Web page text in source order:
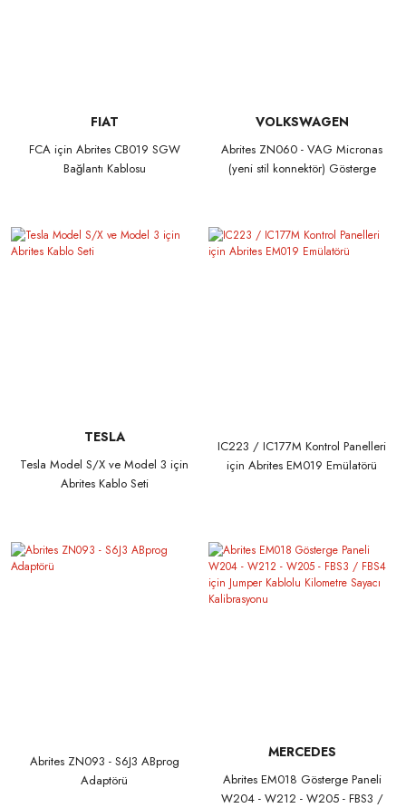
FIAT
FCA için Abrites CB019 SGW
Bağlantı Kablosu
VOLKSWAGEN
Abrites ZN060 - VAG Micronas
(yeni stil konnektör) Gösterge
TESLA
Tesla Model S/X ve Model 3 için
Abrites Kablo Seti
IC223 / IC177M Kontrol Panelleri
için Abrites EM019 Emülatörü
Abrites ZN093 - S6J3 ABprog
Adaptörü
MERCEDES
Abrites EM018 Gösterge Paneli
W204 - W212 - W205 - FBS3 /